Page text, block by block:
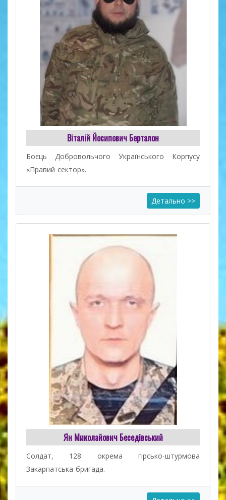
Віталій Йосипович Берталон
Боєць Добровольчого Українського Корпусу
«Правий сектор».
Детально >>
Ян Миколайович Беседівський
Солдат, 128 окрема гірсько-штурмова
Закарпатська бригада.